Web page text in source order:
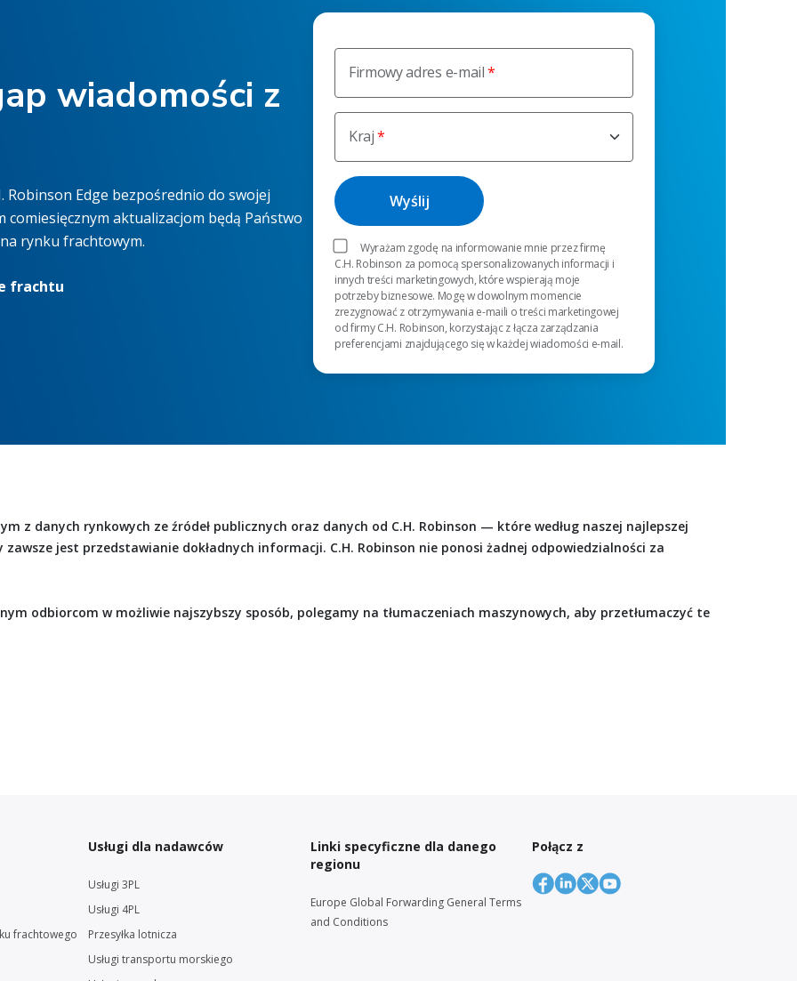
Firmowy adres e-mail
Kraj
Wyrażam zgodę na informowanie mnie przez firmę
C.H. Robinson za pomocą spersonalizowanych informacji i
innych treści marketingowych, które wspierają moje
potrzeby biznesowe. Mogę w dowolnym momencie
zrezygnować z otrzymywania e-maili o treści marketingowej
od firmy C.H. Robinson, korzystając z łącza zarządzania
preferencjami znajdującego się w każdej wiadomości e-mail.
wiadomości z
Edge bezpośrednio do swojej
aktualizacjom będą Państwo
rynku frachtowym.
frachtu
z danych rynkowych ze źródeł publicznych oraz danych od C.H. Robinson — które według naszej najlepszej
jest przedstawianie dokładnych informacji. C.H. Robinson nie ponosi żadnej odpowiedzialności za
odbiorcom w możliwie najszybszy sposób, polegamy na tłumaczeniach maszynowych, aby przetłumaczyć te
frachtowego
Usługi dla nadawców
Usługi 3PL
Usługi 4PL
Przesyłka lotnicza
Usługi transportu morskiego
Linki specyficzne dla danego
regionu
Europe Global Forwarding General Terms
and Conditions
Połącz z